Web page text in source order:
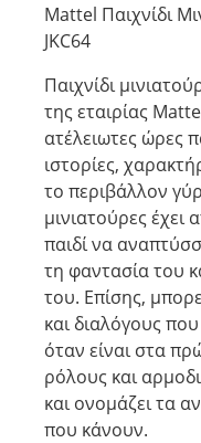
Mattel Παιχνίδι
JKC64
Παιχνίδι
της εταιρίας
ατέλειωτες ώρες
ιστορίες,
το περιβάλλον
μινιατούρες έχει
παιδί να
τη φαντασία του
του. Επίσης,
και διαλόγους
όταν είναι στα
ρόλους και
και ονομάζει τα
που κάνουν.